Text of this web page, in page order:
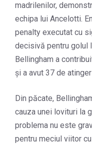
madrilenilor,
echipa lui Ancelotti.
penalty executat cu
decisivă pentru golul
Bellingham a
și a avut 37 de
Din păcate,
cauza unei lovituri la
problema nu este
pentru meciul viitor